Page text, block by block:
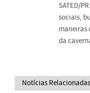
SATED/
sociais,
maneiras
da
Notícias Relacionadas